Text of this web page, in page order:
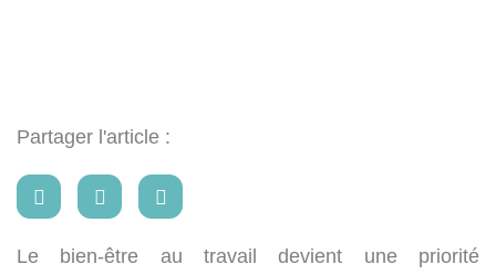
Partager l'article :
Le bien-être au travail devient une priorité